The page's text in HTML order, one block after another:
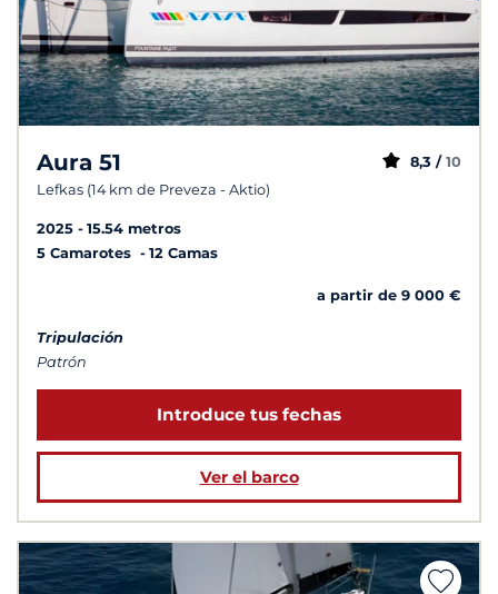
Aura 51
Lefkas (14 km de Preveza - Aktio)
8,3 / 10
2025
15.54 metros
5 Camarotes
12 Camas
a partir de 9 000 €
Tripulación
Patrón
Introduce tus fechas
Ver el barco